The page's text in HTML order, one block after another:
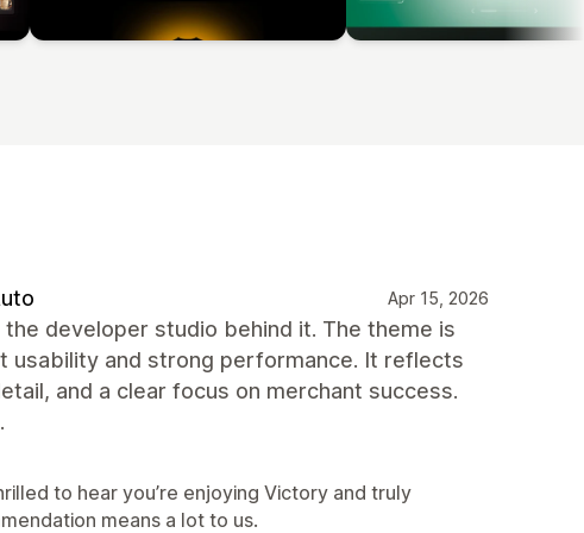
Apr 15, 2026
developer studio behind it. The theme is
usability and strong performance. It reflects
and a clear focus on merchant success.
to hear you’re enjoying Victory and truly
means a lot to us.